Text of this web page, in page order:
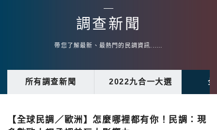
調查新聞
帶您了解最新、最熱門的民調資訊......
所有調查新聞 2022九合一大選
【全球民調／歐洲】怎麼哪裡都有你！民調：現